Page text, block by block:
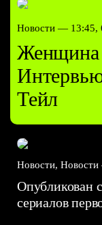
Новости — 13:45,
Тейл
Новости,
Опубликован
сериалов